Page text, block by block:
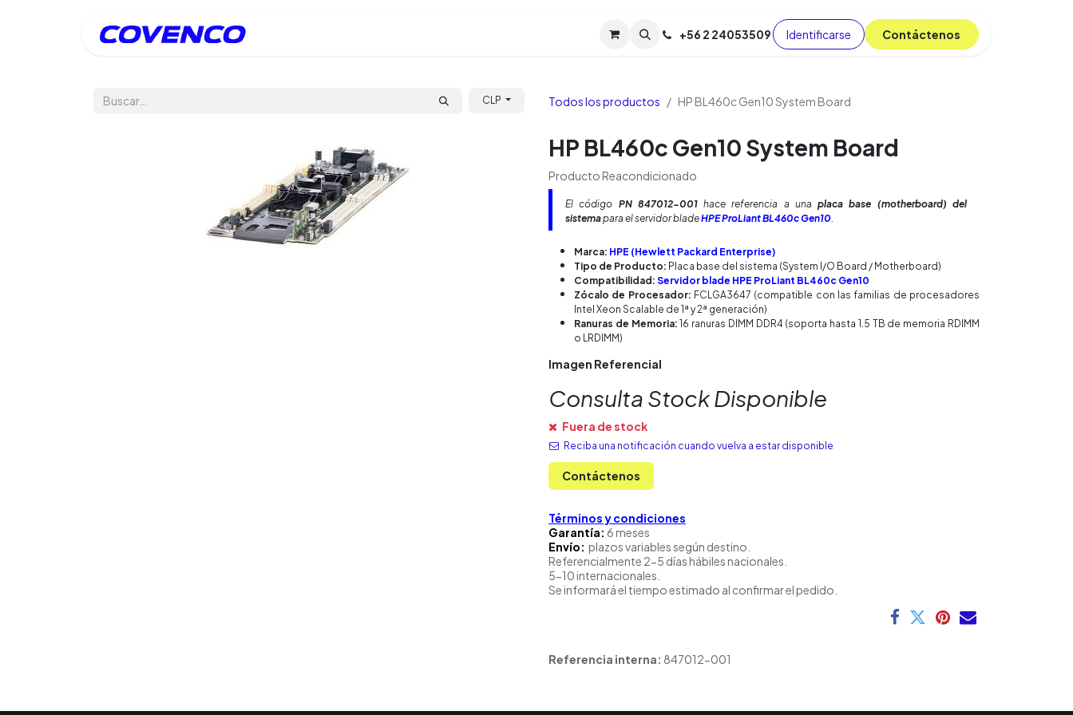
Soporte TPM (CL) Tienda Cursos Blog
+56 2 24053509 Identificarse C​​​​ont​​​​áct​​​​​​en​​​​​​os
CLP Todos los productos HP BL460c Gen10 System Board
HP BL460c Gen10 System Board
Producto Reacondicionado
El código PN 847012-001hace referencia a unaplaca base (motherboard) del
sistemapara el servidor bladeHPE ProLiant BL460c Gen10.
Marca: HPE (Hewlett Packard Enterprise)
Tipo de Producto: Placa base del sistema (System I/O Board / Motherboard)
Compatibilidad: Servidor blade HPE ProLiant BL460c Gen10
Zócalo de Procesador: FCLGA3647 (compatible con las familias de procesadores
Intel Xeon Scalable de 1ª y 2ª generación)
Ranuras de Memoria: 16 ranuras DIMM DDR4 (soporta hasta 1.5 TB de memoria RDIMM
o LRDIMM)
Imagen Referencial
Consulta Stock Disponible
Fuera de stock
Reciba una notificación cuando vuelva a estar disponible
Contáctenos
Términos y condiciones
Garantía: 6 meses
Envío: plazos variables según destino.
Referencialmente 2-5 días hábiles nacionales.
5-10 internacionales.
Se informará el tiempo estimado al confirmar el pedido.
Referencia interna: 847012-001